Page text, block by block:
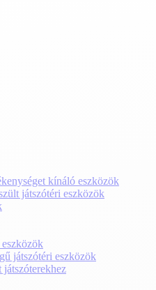
kínáló eszközök
játszótéri eszközök
játszótéri eszközök
játszóterekhez